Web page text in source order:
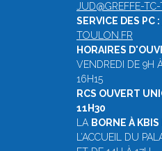
JUD@GREFFE-
SERVICE DES PC :
TOULON.FR
HORAIRES
VENDREDI DE 9H
16H15
RCS OUVERT
11H30
LA BORNE À KBIS
L’ACCUEIL DU